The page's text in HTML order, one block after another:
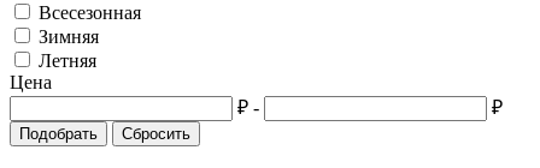
Cupra
Dacia
Daewoo
Daihatsu
Всесезонная
Зимняя
Летняя
Цена
₽ - ₽
Подобрать Сбросить